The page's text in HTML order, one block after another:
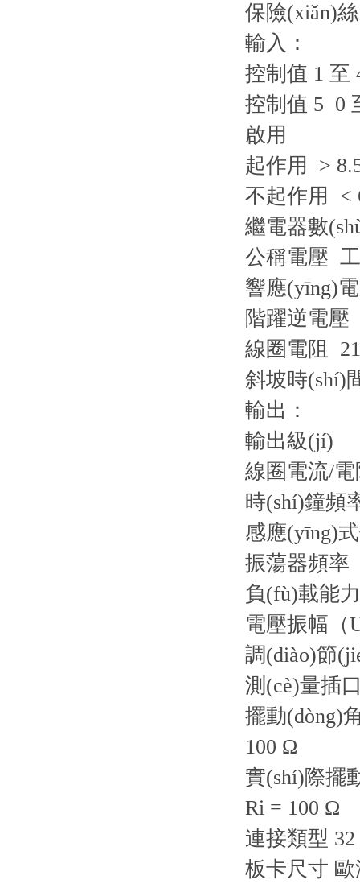
保險(xiǎn)
輸入：
控制值 1 至
控制值 5 0
啟用
起作用 >
不起作用 <
繼電器數
公稱電壓
響應(yīng)
階躍逆電壓
線圈電阻
斜坡時(shí)
輸出：
輸出級(jí)
線圈電流/
時(shí)鐘頻
感應(yīng)
振蕩器頻率
負(fù)載能
電壓振幅（
調(diào)節
測(cè)量插
擺動(dòng)
100 Ω
實(shí)際擺
Ri = 100 Ω
連接類型
板卡尺寸 歐